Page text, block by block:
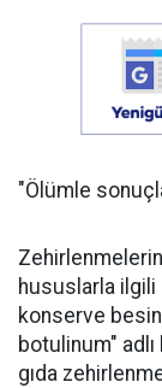
"Ölümle
hususlarla ilgili
konserve
botulinum"
gıda